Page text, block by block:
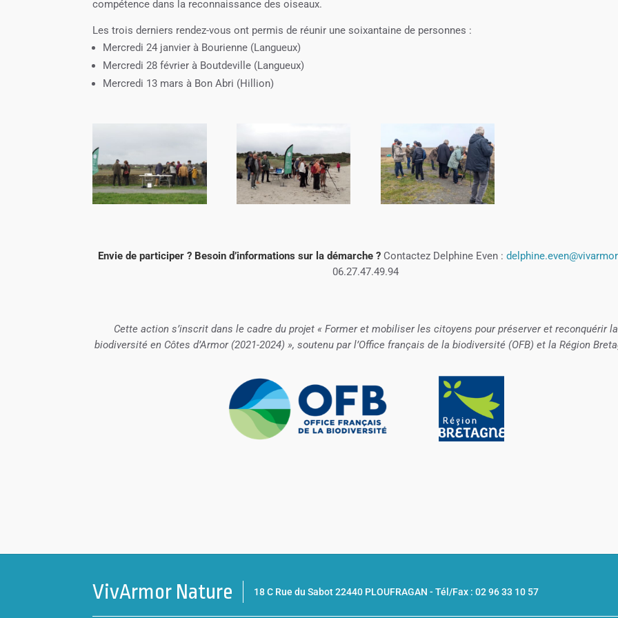
compétence dans la reconnaissance des oiseaux.
Les trois derniers rendez-vous ont permis de réunir une soixantaine de personnes :
Mercredi 24 janvier à Bourienne (Langueux)
Mercredi 28 février à Boutdeville (Langueux)
Mercredi 13 mars à Bon Abri (Hillion)
Envie de participer ? Besoin d’informations sur la démarche ? Contactez Delphine Even :
06.27.47.49.94
Cette action s’inscrit dans le cadre du projet « Former et mobiliser les citoyens pour préserver et reconquérir la
biodiversité en Côtes d’Armor (2021-2024) », soutenu par l’Office français de la biodiversité (OFB) et la Région
VivArmor Nature 18 C Rue du Sabot 22440 PLOUFRAGAN -Tél/Fax : 02 96 33 10 57